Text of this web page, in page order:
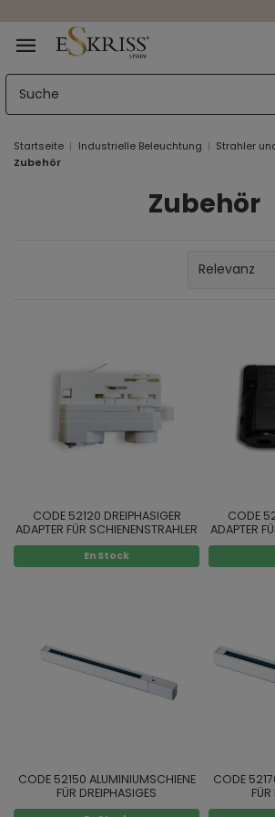
Startseite Industrielle Beleuchtung
Strahler
Zubehör
Zubehör
CODE 52120 DREIPHASIGER
ADAPTER FÜR SCHIENENSTRAHLER
FARBE WEISS
En Stock
CODE
ADAPTER
CODE 52150 ALUMINIUMSCHIENE
FÜR DREIPHASIGES
SCHIENENSYSTEM FARBE WEISS 1M
CODE